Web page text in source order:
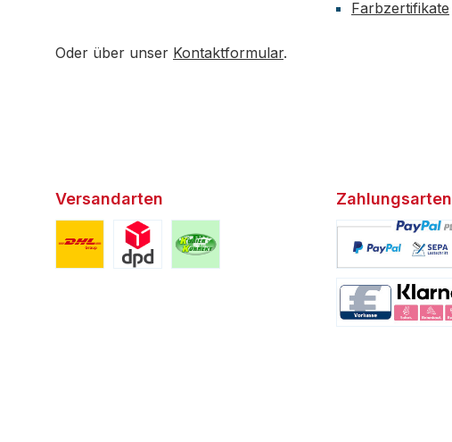
Oder über unser Kontaktformular.
Farbzertifikate
Versandarten Zahlungsarten